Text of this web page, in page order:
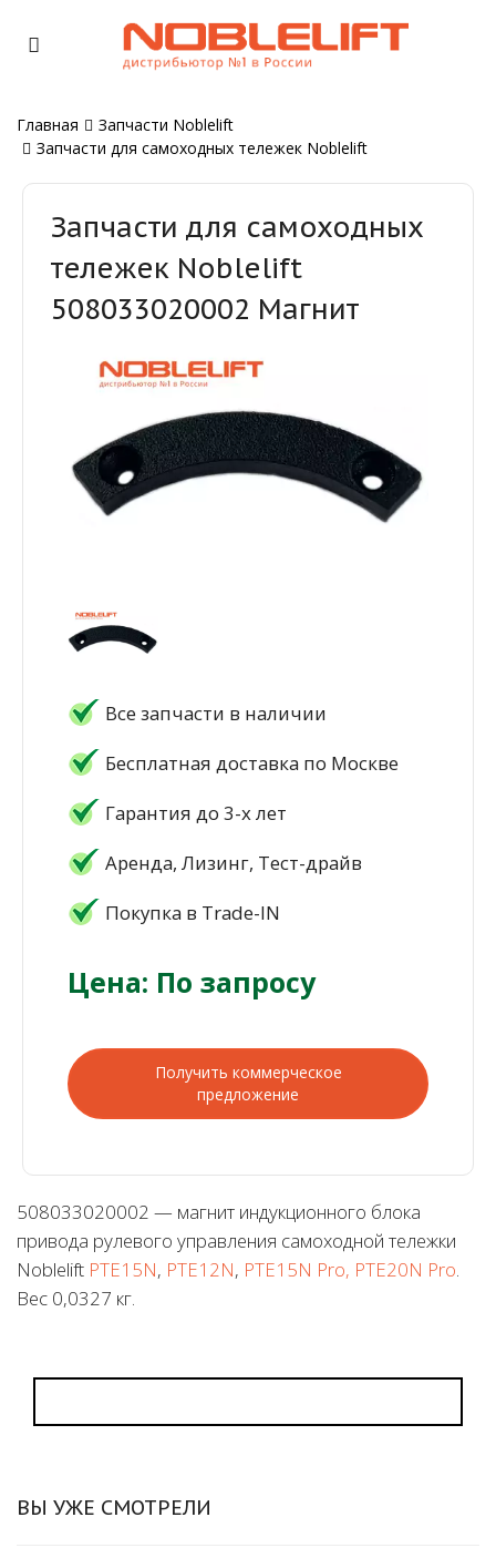
Главная
Запчасти Noblelift
Запчасти для самоходных тележек Noblelift
Запчасти для самоходных
тележек Noblelift
508033020002 Магнит
Все запчасти в наличии
Бесплатная доставка по Москве
Гарантия до 3-х лет
Аренда, Лизинг, Тест-драйв
Покупка в Trade-IN
Цена: По запросу
Получить коммерческое
предложение
508033020002 — магнит индукционного блока
привода рулевого управления самоходной тележки
Noblelift PTE15N, PTE12N, PTE15N Pro, PTE20N Pro.
Вес 0,0327 кг.
ВЫ УЖЕ СМОТРЕЛИ